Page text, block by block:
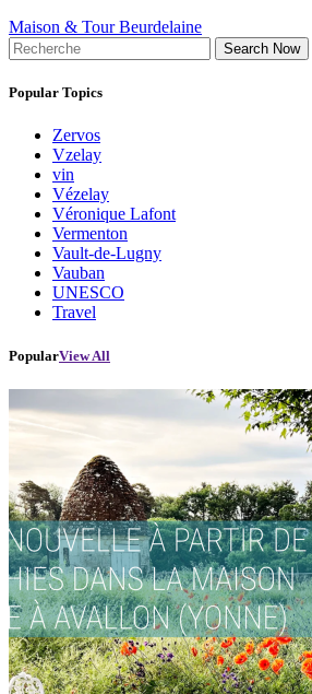
Maison & Tour Beurdelaine
Search Now
Popular Topics
Zervos
Vzelay
vin
Vézelay
Véronique Lafont
Vermenton
Vault-de-Lugny
Vauban
UNESCO
Travel
PopularView All